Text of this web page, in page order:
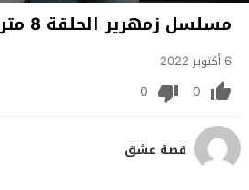
مسلسل زمهرير الحلقة 8 مترجم للعربية
6 أكتوبر 2022
0
0
قصة عشق